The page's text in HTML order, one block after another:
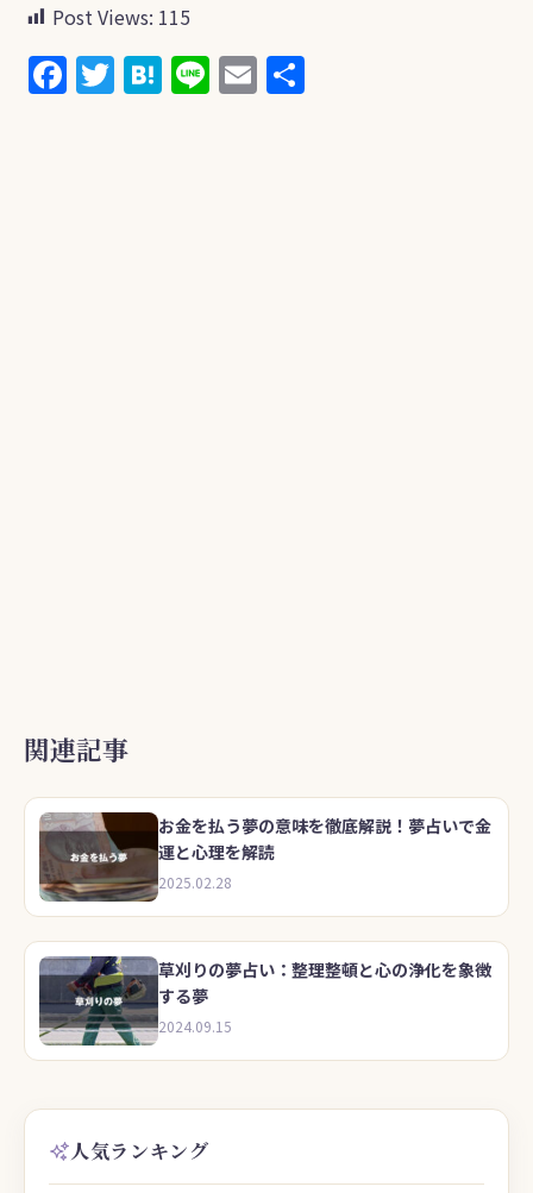
Post Views: 115
F T H Li E
関連記事
お金を払う夢の意味を徹底解説！夢占いで金
運と心理を解読
2025.02.28
草刈りの夢占い：整理整頓と心の浄化を象徴
する夢
2024.09.15
人気ランキング